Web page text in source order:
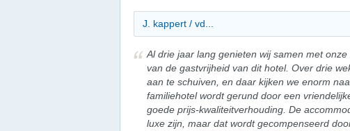
J. kappert / vd...
Al drie jaar lang genieten wij samen met
van de gastvrijheid van dit hotel. Over drie
aan te schuiven, en daar kijken we enorm
familiehotel wordt gerund door een
goede prijs-kwaliteitverhouding. De
luxe zijn, maar dat wordt gecompenseerd